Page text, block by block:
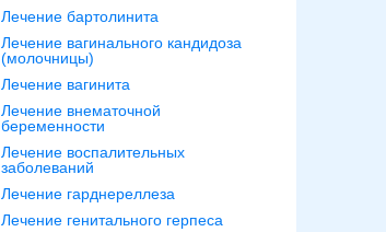
Лечение бартолинита
Лечение вагинального кандидоза
(молочницы)
Лечение вагинита
Лечение внематочной
беременности
Лечение воспалительных
заболеваний
Лечение гарднереллеза
Лечение генитального герпеса